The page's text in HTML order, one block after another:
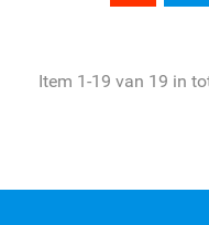
Item 1-19 van 19 in